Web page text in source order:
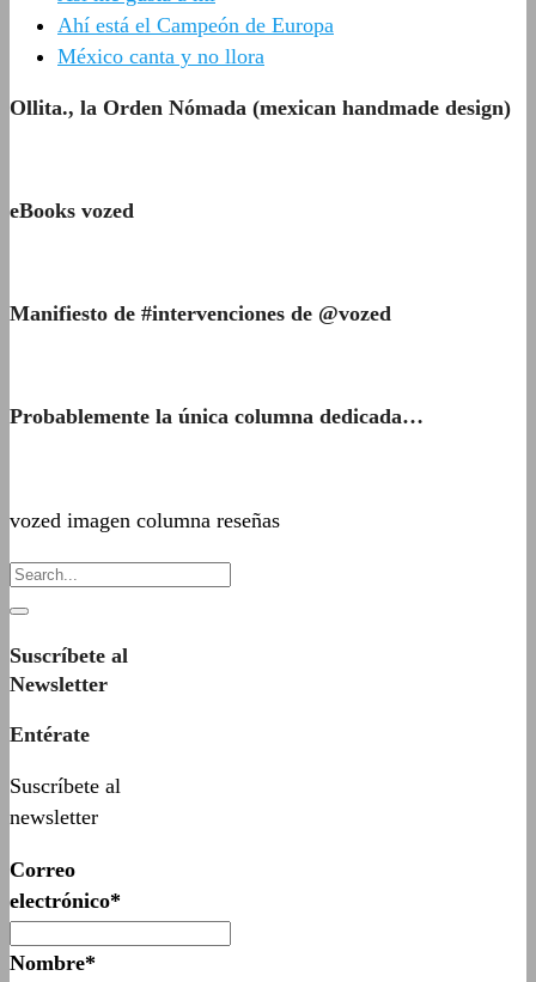
Ahí está el Campeón de Europa
México canta y no llora
Ollita., la Orden Nómada (mexican handmade design)
eBooks vozed
Manifiesto de #intervenciones de @vozed
Probablemente la única columna dedicada…
vozed imagen columna reseñas
Suscríbete al
Newsletter
Entérate
Suscríbete al
newsletter
Correo
electrónico*
Nombre*